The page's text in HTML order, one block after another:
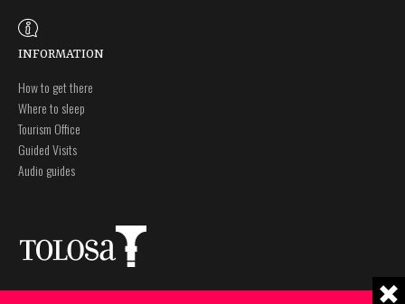
INFORMATION
How to get there
Where to sleep
Tourism Office
Guided Visits
Audio guides
Plaza Zaharra 6Aaa Legal notice